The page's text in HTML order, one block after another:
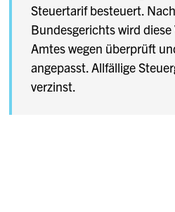
Steuertarif besteuert.
Bundesgerichts wird diese
Amtes wegen überprüft
angepasst. Allfällige
verzinst.